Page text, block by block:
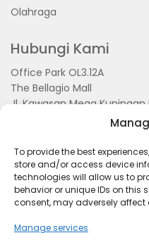
To provide the best
store and/or access device
technologies will allow us to
behavior or unique IDs on this
consent, may adversely
Manage services
Olahraga
Hubungi Kami
Office Park OL3.12A
The Bellagio Mall
Jl. Kawasan Mega Kuningan
Kuningan, Kel. Kuningan
Kec.Setiabudi, Jakarta